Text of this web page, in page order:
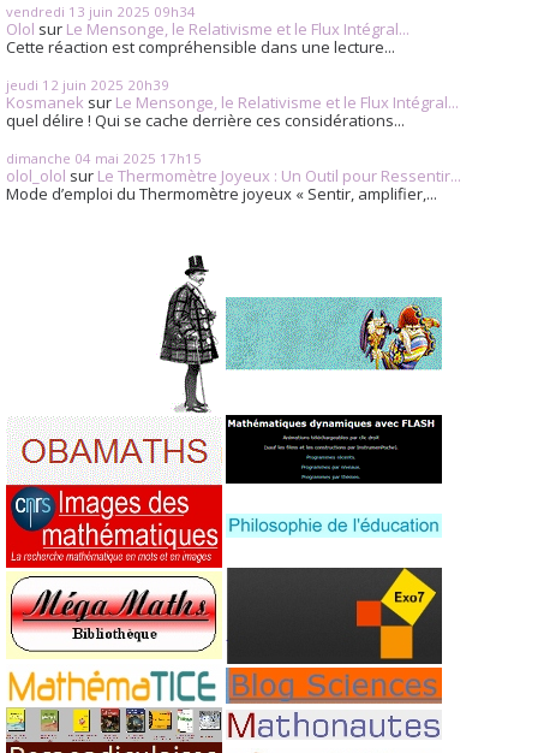
vendredi 13 juin 2025 09h34
Olol sur Le Mensonge, le Relativisme et le Flux Intégral...
Cette réaction est compréhensible dans une lecture...
jeudi 12 juin 2025 20h39
Kosmanek sur Le Mensonge, le Relativisme et le Flux Intégral...
quel délire ! Qui se cache derrière ces considérations...
dimanche 04 mai 2025 17h15
olol_olol sur Le Thermomètre Joyeux : Un Outil pour Ressentir...
Mode d’emploi du Thermomètre joyeux « Sentir, amplifier,...